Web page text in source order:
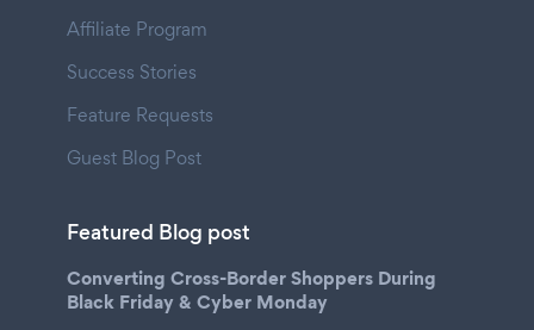
Affiliate Program
Success Stories
Feature Requests
Guest Blog Post
Featured Blog post
Converting Cross-Border Shoppers During
Black Friday & Cyber Monday